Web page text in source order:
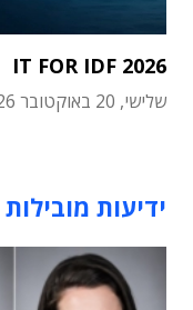
IT FOR IDF 2026
שלישי, 20 באוקטובר 2026
ידיעות מובילות